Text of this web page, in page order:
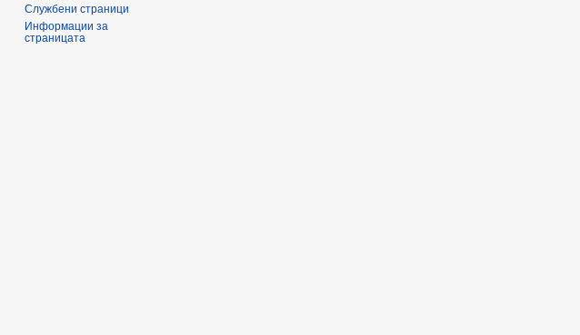
Службени страници
Информации за
страницата